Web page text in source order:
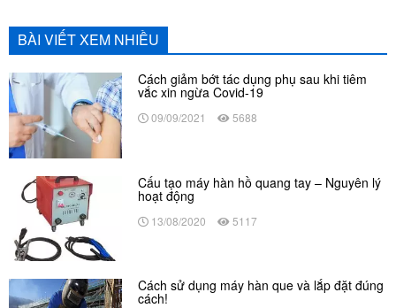
BÀI VIẾT XEM NHIỀU
Cách giảm bớt tác dụng phụ sau khi tiêm
vắc xin ngừa Covid-19
09/09/2021 5688
Cấu tạo máy hàn hồ quang tay – Nguyên lý
hoạt động
13/08/2020 5117
Cách sử dụng máy hàn que và lắp đặt đúng
cách!